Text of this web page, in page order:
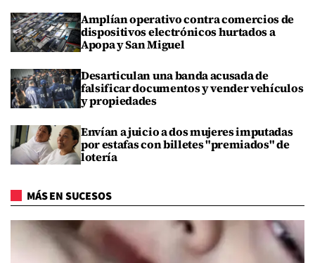
Amplían operativo contra comercios de
dispositivos electrónicos hurtados a
Apopa y San Miguel
Desarticulan una banda acusada de
falsificar documentos y vender vehículos
y propiedades
Envían a juicio a dos mujeres imputadas
por estafas con billetes "premiados" de
lotería
MÁS EN SUCESOS